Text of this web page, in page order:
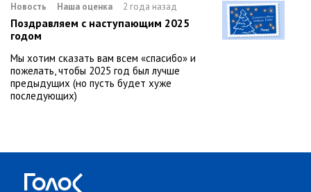
Новость Наша оценка 2 года назад
Поздравляем с наступающим 2025
годом
Мы хотим сказать вам всем «спасибо» и
пожелать, чтобы 2025 год был лучше
предыдущих (но пусть будет хуже
последующих)